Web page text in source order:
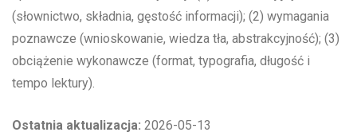
(słownictwo, składnia, gęstość informacji); (2) wymagania
poznawcze (wnioskowanie, wiedza tła, abstrakcyjność); (3)
obciążenie wykonawcze (format, typografia, długość i
tempo lektury).
Ostatnia aktualizacja: 2026-05-13